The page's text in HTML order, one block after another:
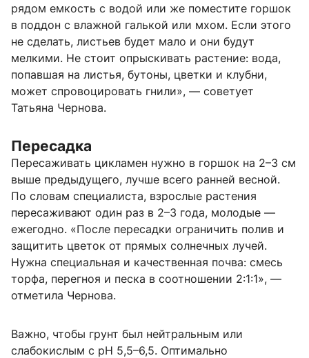
рядом емкость с водой или же поместите горшок
в поддон с влажной галькой или мхом. Если этого
не сделать, листьев будет мало и они будут
мелкими. Не стоит опрыскивать растение: вода,
попавшая на листья, бутоны, цветки и клубни,
может спровоцировать гнили», — советует
Татьяна Чернова.
Пересадка
Пересаживать цикламен нужно в горшок на 2–3 см
выше предыдущего, лучше всего ранней весной.
По словам специалиста, взрослые растения
пересаживают один раз в 2–3 года, молодые —
ежегодно. «После пересадки ограничить полив и
защитить цветок от прямых солнечных лучей.
Нужна специальная и качественная почва: смесь
торфа, перегноя и песка в соотношении 2:1:1», —
отметила Чернова.
Важно, чтобы грунт был нейтральным или
слабокислым с pH 5,5–6,5. Оптимально